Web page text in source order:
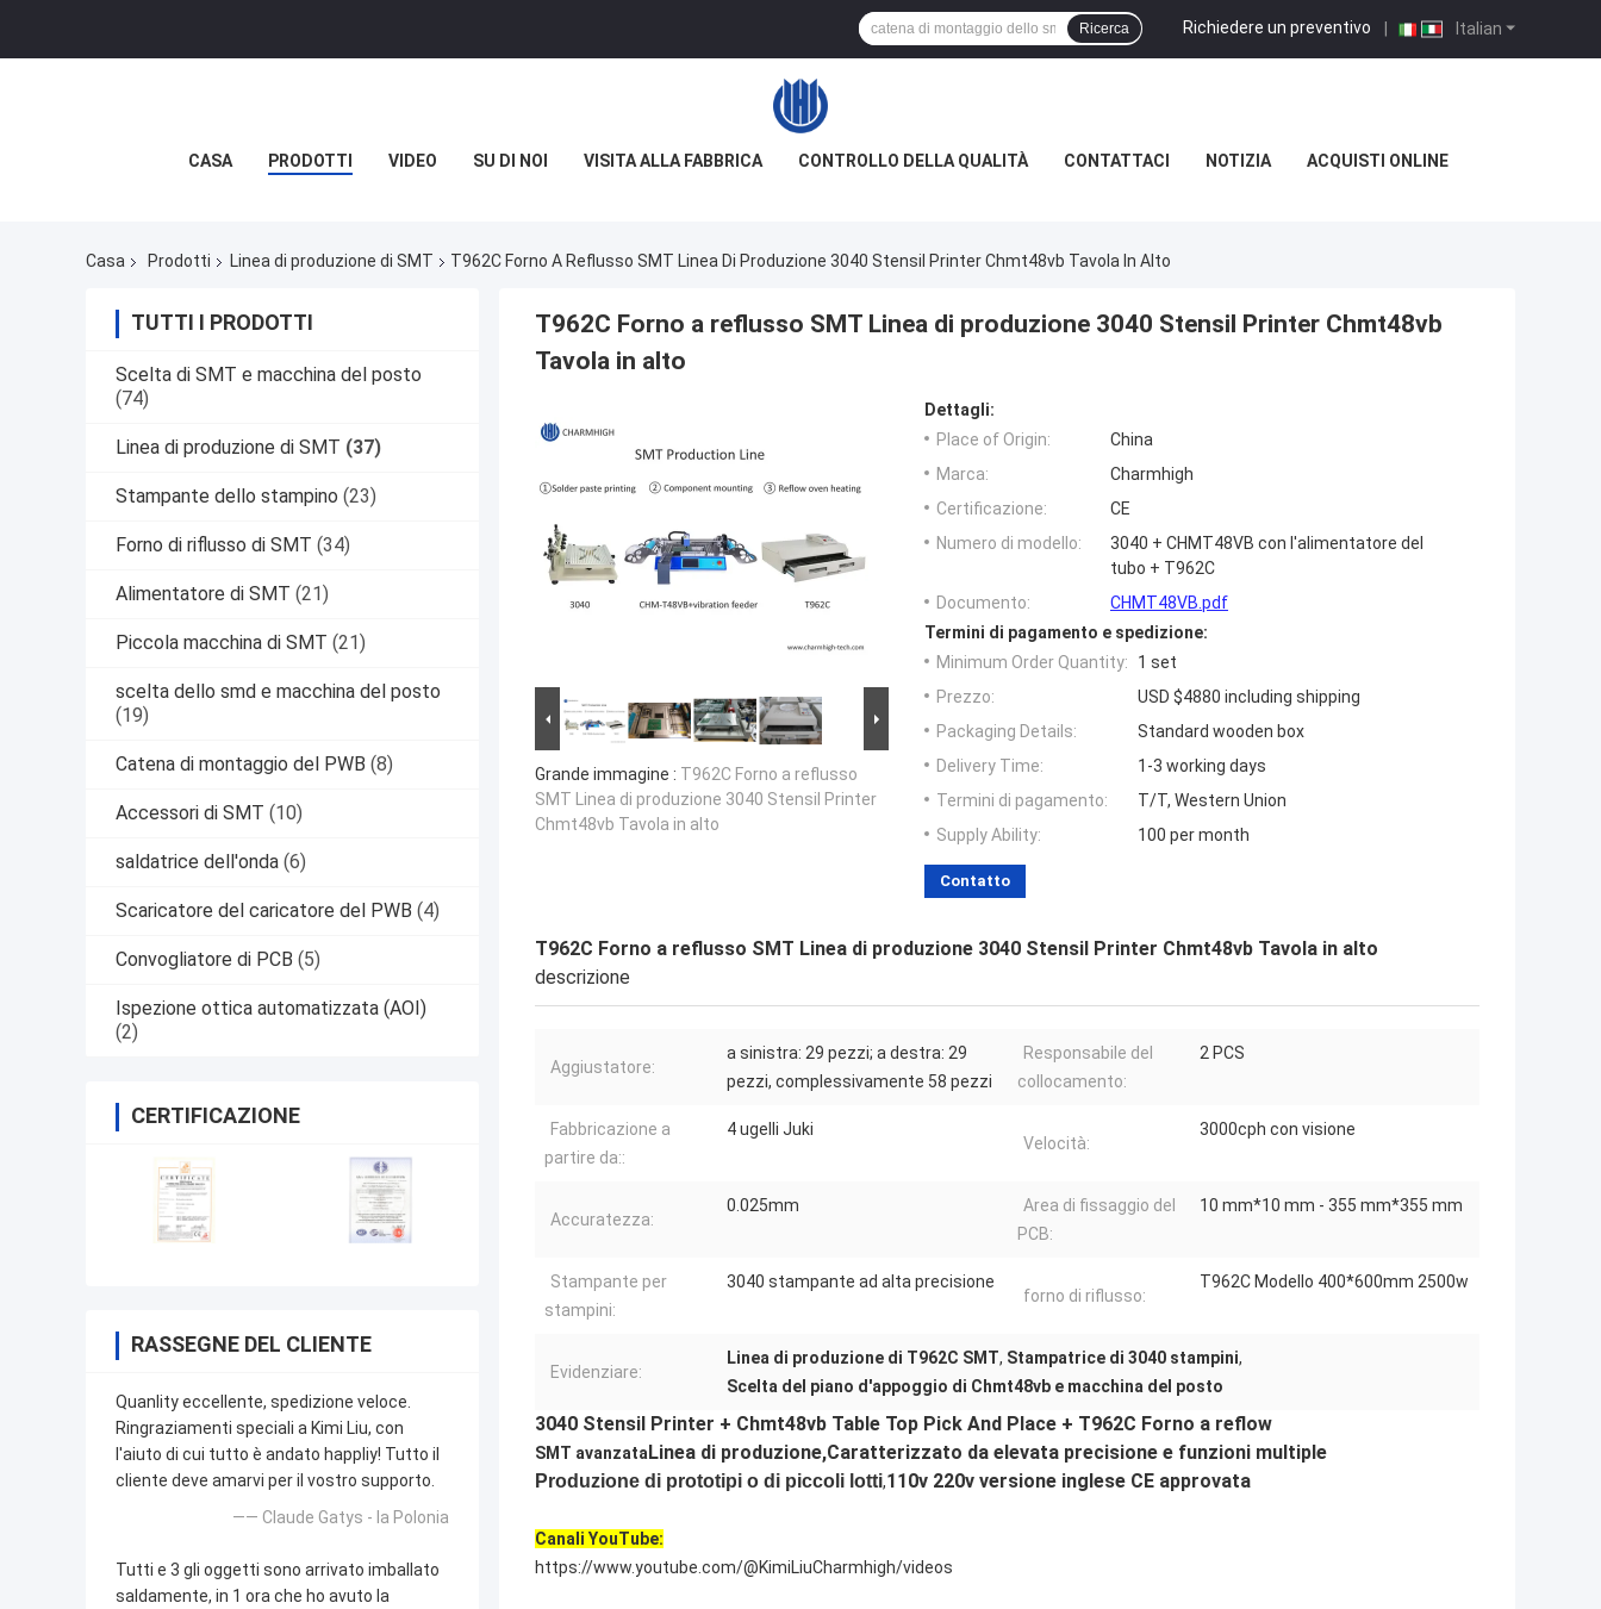
Italian
Richiedere un preventivo |
Ricerca
CASA PRODOTTI VIDEO SU DI NOI VISITA ALLA FABBRICA CONTROLLO DELLA QUALITÀ CONTATTACI NOTIZIA ACQUISTI ONLINE
Casa Prodotti Linea di produzione di SMT T962C Forno A Reflusso SMT Linea Di Produzione 3040 Stensil Printer Chmt48vb Tavola In Alto
TUTTI I PRODOTTI
Scelta di SMT e macchina del posto
(74)
Linea di produzione di SMT (37)
Stampante dello stampino (23)
Forno di riflusso di SMT (34)
Alimentatore di SMT (21)
Piccola macchina di SMT (21)
scelta dello smd e macchina del posto
(19)
Catena di montaggio del PWB (8)
Accessori di SMT (10)
saldatrice dell'onda (6)
Scaricatore del caricatore del PWB (4)
Convogliatore di PCB (5)
Ispezione ottica automatizzata (AOI)
(2)
CERTIFICAZIONE
RASSEGNE DEL CLIENTE
Quanlity eccellente, spedizione veloce.
Ringraziamenti speciali a Kimi Liu, con
l'aiuto di cui tutto è andato happliy! Tutto il
cliente deve amarvi per il vostro supporto.
—— Claude Gatys - la Polonia
Tutti e 3 gli oggetti sono arrivato imballato
saldamente, in 1 ora che ho avuto la
T962C Forno a reflusso SMT Linea di produzione 3040 Stensil Printer Chmt48vb
Tavola in alto
Grande immagine : T962C Forno a reflusso
SMT Linea di produzione 3040 Stensil Printer
Chmt48vb Tavola in alto
Dettagli:
Place of Origin:
China
Marca:
Charmhigh
Certificazione:
CE
Numero di modello:
3040 + CHMT48VB con l'alimentatore del
tubo + T962C
Documento:
CHMT48VB.pdf
Termini di pagamento e spedizione:
Minimum Order Quantity:
1 set
Prezzo:
USD $4880 including shipping
Packaging Details:
Standard wooden box
Delivery Time:
1-3 working days
Termini di pagamento:
T/T, Western Union
Supply Ability:
100 per month
Contatto
T962C Forno a reflusso SMT Linea di produzione 3040 Stensil Printer Chmt48vb Tavola in alto
descrizione
Aggiustatore:
a sinistra: 29 pezzi; a destra: 29
pezzi, complessivamente 58 pezzi
Responsabile del
collocamento:
2 PCS
Fabbricazione a
partire da::
4 ugelli Juki
Velocità:
3000cph con visione
Accuratezza:
0.025mm
Area di fissaggio del
PCB:
10 mm*10 mm - 355 mm*355 mm
Stampante per
stampini:
3040 stampante ad alta precisione
forno di riflusso:
T962C Modello 400*600mm 2500w
Evidenziare:
Linea di produzione di T962C SMT, Stampatrice di 3040 stampini,
Scelta del piano d'appoggio di Chmt48vb e macchina del posto
3040 Stensil Printer + Chmt48vb Table Top Pick And Place + T962C Forno a reflow
SMT avanzataLinea di produzione,Caratterizzato da elevata precisione e funzioni multiple
Produzione di prototipi o di piccoli lotti,110v 220v versione inglese CE approvata
Canali YouTube:
https://www.youtube.com/@KimiLiuCharmhigh/videos